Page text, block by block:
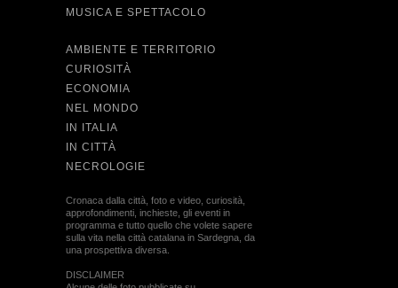
MUSICA E SPETTACOLO
AMBIENTE E TERRITORIO
CURIOSITÀ
ECONOMIA
NEL MONDO
IN ITALIA
IN CITTÀ
NECROLOGIE
Cronaca dalla città, foto e video, curiosità,
approfondimenti, inchieste, gli eventi in
programma e tutto quello che volete sapere
sulla vita nella città catalana in Sardegna, da
una prospettiva diversa.
DISCLAIMER